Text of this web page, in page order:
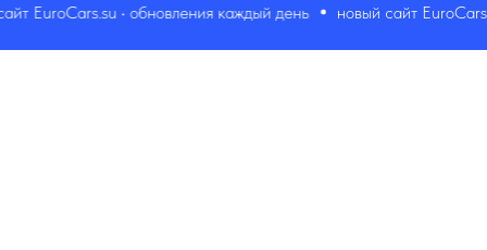
EuroCars.su • обновления каждый день новый сайт